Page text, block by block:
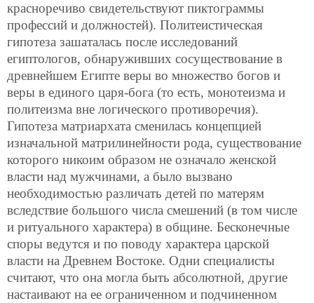
красноречиво свидетельствуют пиктограммы
профессий и должностей). Политеистическая
гипотеза зашаталась после исследований
египтологов, обнаруживших сосуществование в
древнейшем Египте веры во множество богов и
веры в единого царя-бога (то есть, монотеизма и
политеизма вне логического противоречия).
Гипотеза матриархата сменилась концепцией
изначальной матрилинейности рода, существование
которого никоим образом не означало женской
власти над мужчинами, а было вызвано
необходимостью различать детей по матерям
вследствие большого числа смешений (в том числе
и ритуального характера) в общине. Бесконечные
споры ведутся и по поводу характера царской
власти на Древнем Востоке. Одни специалисты
считают, что она могла быть абсолютной, другие
настаивают на ее ограниченном и подчиненном